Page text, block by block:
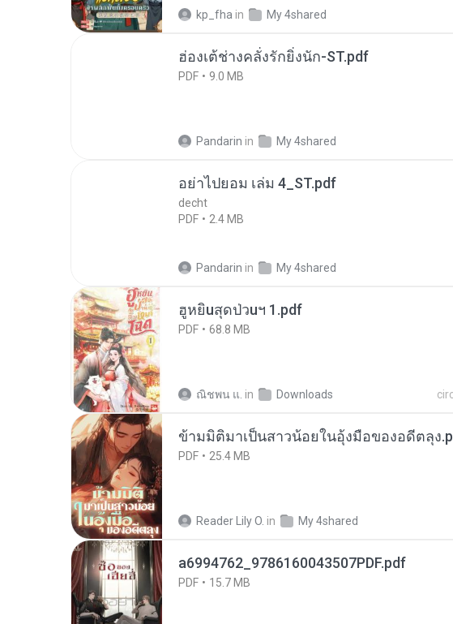
kp_fha in My 4shared
ฮ่องเต้ช่างคลั่งรักยิ่งนัก-ST.pdf
PDF 9.0 MB
Pandarin in My 4shared
อย่าไปยอม เล่ม 4_ST.pdf
decht
PDF
2.4 MB
Pandarin in My 4shared
ฮูหยิuสุดป่วuฯ 1.pdf
PDF 68.8 MB
ณิชพน แ. in Downloads
ข้ามมิติมาเป็นสาวน้อยในอุ้งมือของอดีตลุง
PDF 25.4 MB
Reader Lily O. in My 4shared
a6994762_9786160043507PDF.pdf
PDF 15.7 MB